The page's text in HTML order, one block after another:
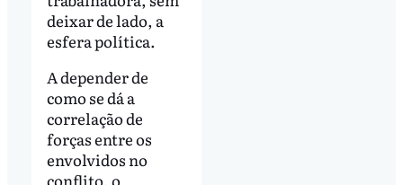
deixar de lado, a
esfera política.
A depender de
como se dá a
correlação de
forças entre os
envolvidos no
conflito, o